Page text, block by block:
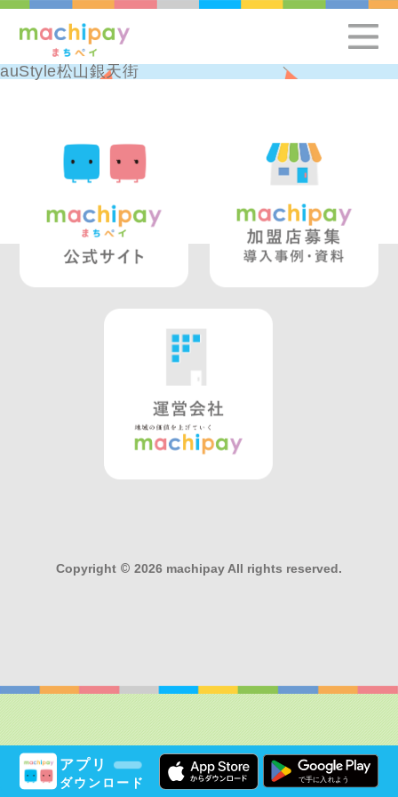
アプリ
ダウンロード
auStyle松山銀天街
Copyright © 2026 machipay All rights reserved.